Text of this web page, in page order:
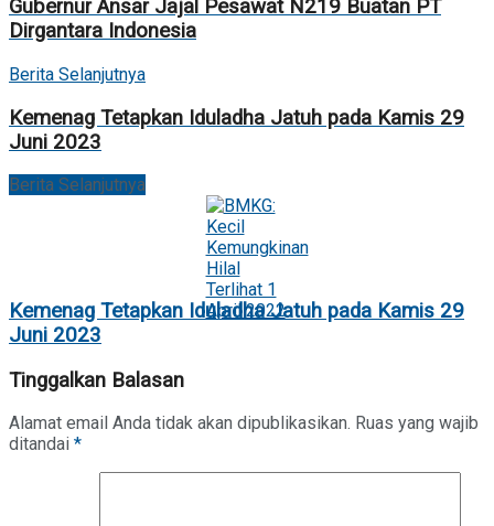
Gubernur Ansar Jajal Pesawat N219 Buatan PT
Dirgantara Indonesia
Berita Selanjutnya
Kemenag Tetapkan Iduladha Jatuh pada Kamis 29
Juni 2023
Berita Selanjutnya
Kemenag Tetapkan Iduladha Jatuh pada Kamis 29
Juni 2023
Tinggalkan Balasan
Alamat email Anda tidak akan dipublikasikan. Ruas yang wajib
ditandai *